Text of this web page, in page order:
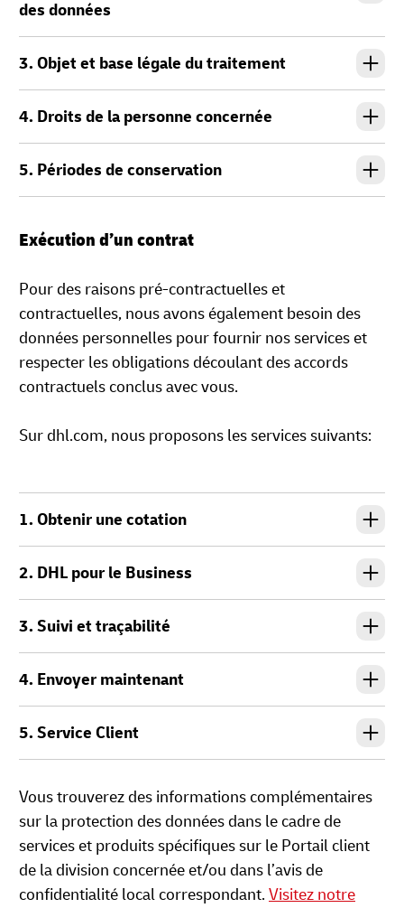
des données
3. Objet et base légale du traitement
4. Droits de la personne concernée
5. Périodes de conservation
Exécution d’un contrat
Pour des raisons pré-contractuelles et
contractuelles, nous avons également besoin des
données personnelles pour fournir nos services et
respecter les obligations découlant des accords
contractuels conclus avec vous.
Sur dhl.com, nous proposons les services suivants:
1. Obtenir une cotation
2. DHL pour le Business
3. Suivi et traçabilité
4. Envoyer maintenant
5. Service Client
Vous trouverez des informations complémentaires
sur la protection des données dans le cadre de
services et produits spécifiques sur le Portail client
de la division concernée et/ou dans l’avis de
confidentialité local correspondant. Visitez notre